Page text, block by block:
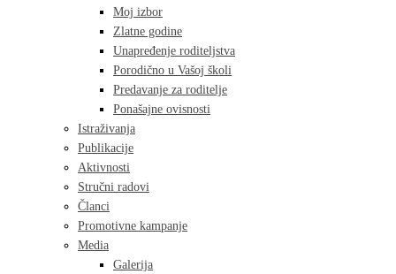
Moj izbor
Zlatne godine
Unapređenje roditeljstva
Porodično u Vašoj školi
Predavanje za roditelje
Ponašajne ovisnosti
Istraživanja
Publikacije
Aktivnosti
Stručni radovi
Članci
Promotivne kampanje
Media
Galerija